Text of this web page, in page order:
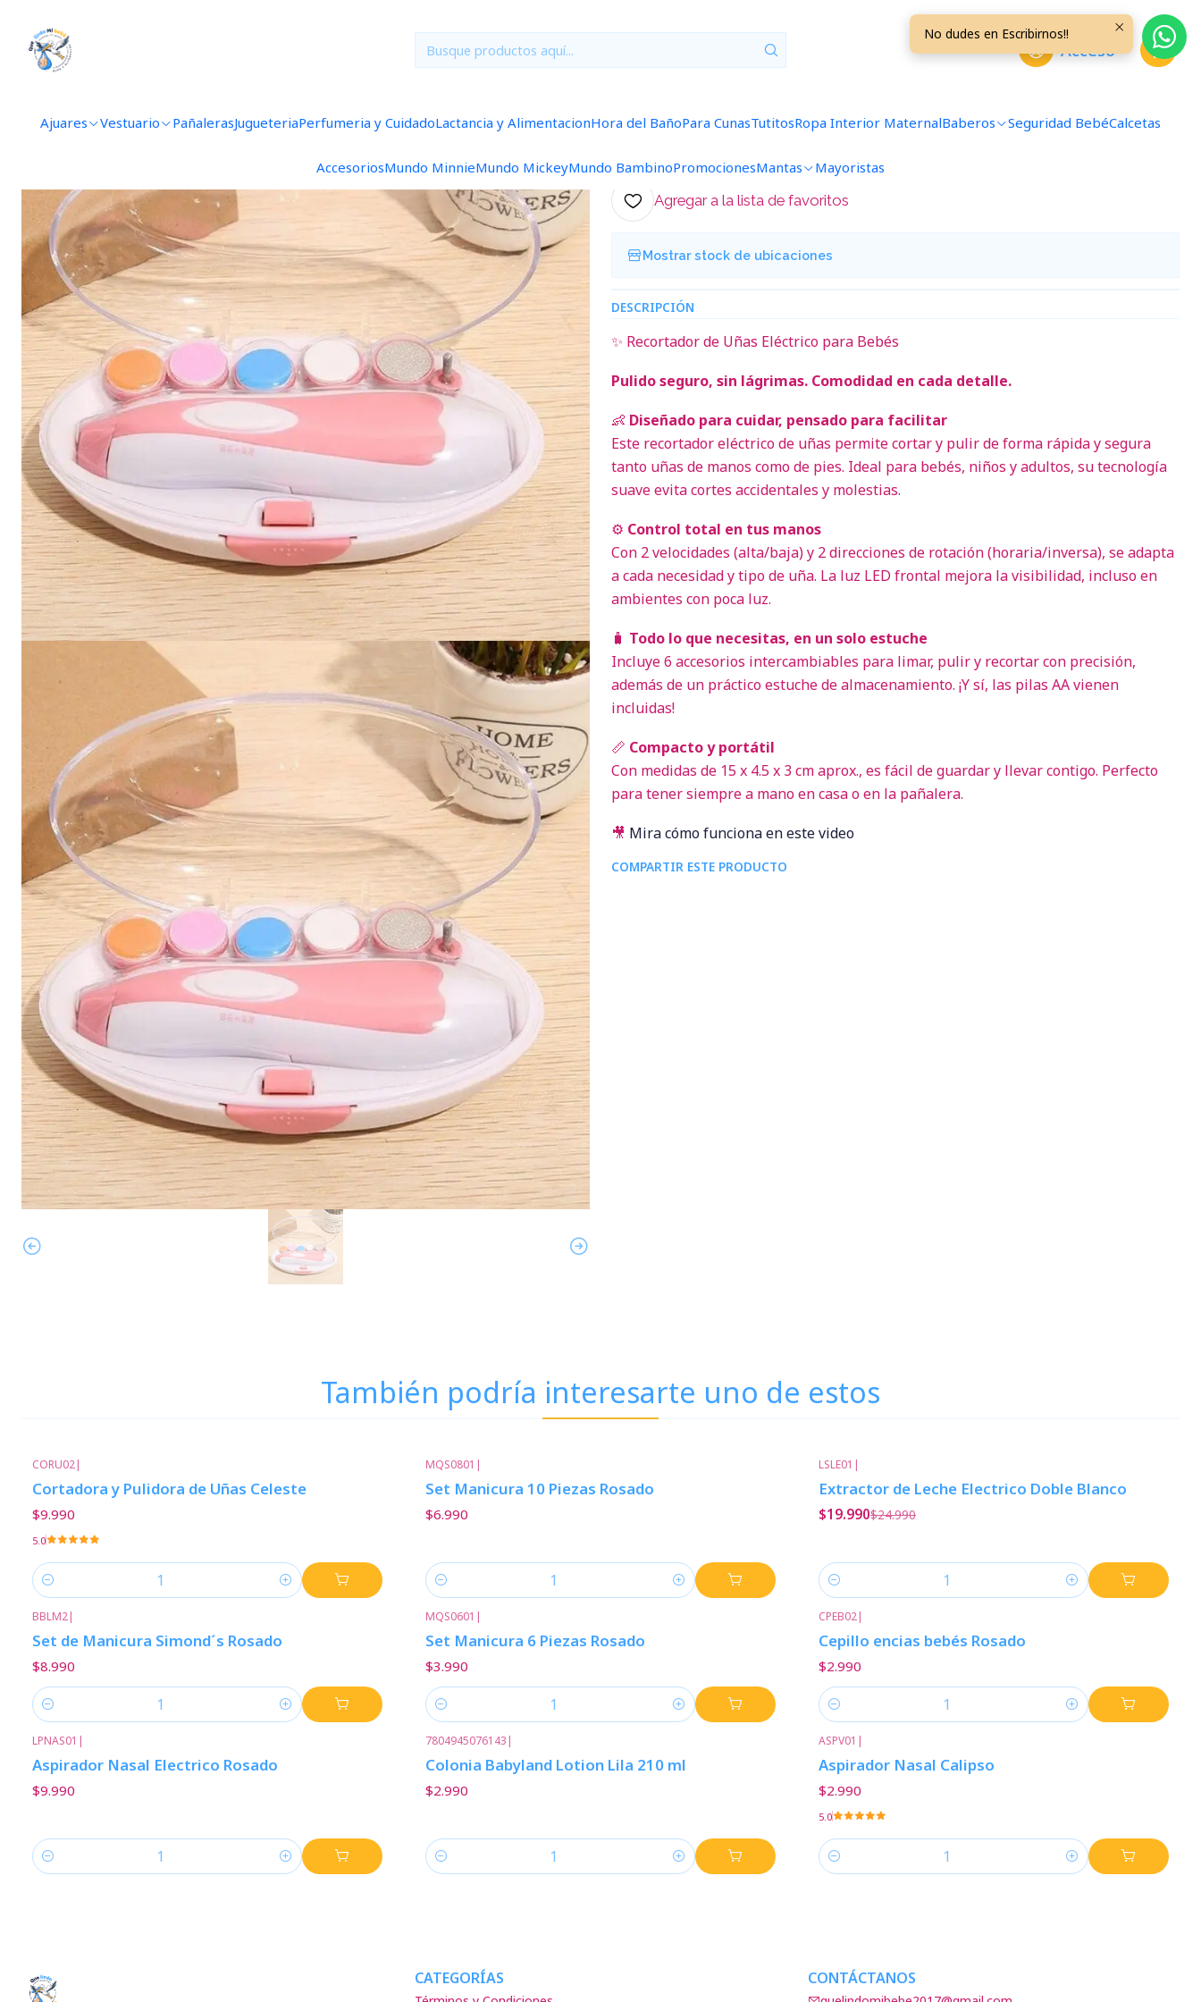
Acceso
Ajuares Vestuario PañalerasJugueteriaPerfumeria y CuidadoLactancia y AlimentacionHora del BañoPara CunasTutitosRopa Interior MaternalBaberos Seguridad BebéCalcetas
AccesoriosMundo MinnieMundo MickeyMundo BambinoPromocionesMantas Mayoristas
Agregar a la lista de favoritos
Mostrar stock de ubicaciones
DESCRIPCIÓN
✨ Recortador de Uñas Eléctrico para Bebés
Pulido seguro, sin lágrimas. Comodidad en cada detalle.
👶 Diseñado para cuidar, pensado para facilitar
Este recortador eléctrico de uñas permite cortar y pulir de forma rápida y segura
tanto uñas de manos como de pies. Ideal para bebés, niños y adultos, su tecnología
suave evita cortes accidentales y molestias.
⚙️ Control total en tus manos
Con 2 velocidades (alta/baja) y 2 direcciones de rotación (horaria/inversa), se adapta
a cada necesidad y tipo de uña. La luz LED frontal mejora la visibilidad, incluso en
ambientes con poca luz.
🧳 Todo lo que necesitas, en un solo estuche
Incluye 6 accesorios intercambiables para limar, pulir y recortar con precisión,
además de un práctico estuche de almacenamiento. ¡Y sí, las pilas AA vienen
incluidas!
📏 Compacto y portátil
Con medidas de 15 x 4.5 x 3 cm aprox., es fácil de guardar y llevar contigo. Perfecto
para tener siempre a mano en casa o en la pañalera.
🎥 Mira cómo funciona en este video
COMPARTIR ESTE PRODUCTO
También podría interesarte uno de estos
CORU02|
Cortadora y Pulidora de Uñas Celeste
$9.990
5.0
Cantidad
MQS0801 |
Set Manicura 10 Piezas Rosado
$6.990
Cantidad
LSLE01 |
Extractor de Leche Electrico Doble Blanco
$19.990$24.990
Cantidad
BBLM2|
Set de Manicura Simond´s Rosado
$8.990
Cantidad
MQS0601 |
Set Manicura 6 Piezas Rosado
$3.990
Cantidad
CPEB02|
Cepillo encias bebés Rosado
$2.990
Cantidad
LPNAS01 |
Aspirador Nasal Electrico Rosado
$9.990
Cantidad
7804945076143 |
Colonia Babyland Lotion Lila 210 ml
$2.990
Cantidad
ASPV01 |
Aspirador Nasal Calipso
$2.990
5.0
Cantidad
CATEGORÍAS CONTÁCTANOS
No dudes en Escribirnos!!